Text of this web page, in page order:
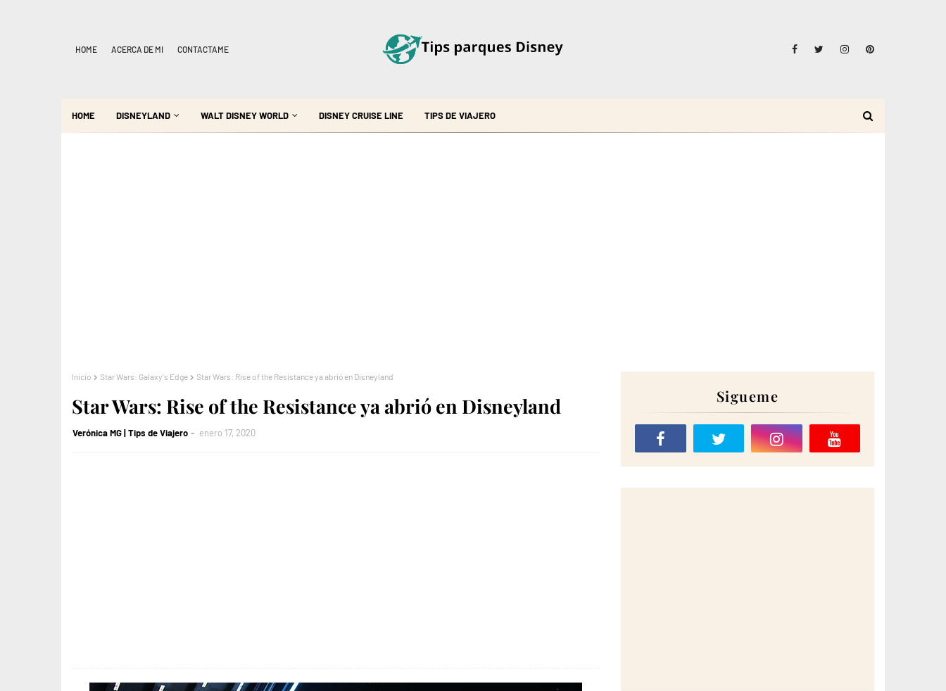
HOME ACERCA DE MI CONTACTAME
HOME DISNEYLAND WALT DISNEY WORLD DISNEY CRUISE LINE TIPS DE VIAJERO
Inicio Star Wars: Galaxy's Edge Star Wars: Rise of the Resistance ya abrió en Disneyland
Star Wars: Rise of the Resistance ya abrió en Disneyland
Verónica MG | Tips de Viajero enero 17, 2020
Sigueme